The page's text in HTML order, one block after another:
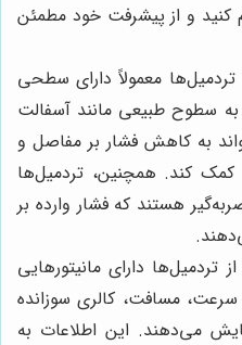
کنید و از پیشرفت خود مطمئن
تردمیل‌ها معمولاً دارای سطحی
سطوح طبیعی مانند آسفالت
به کاهش فشار بر مفاصل و
کند. همچنین، تردمیل‌ها
هستند که فشار وارده بر
تردمیل‌ها دارای مانیتورهایی
سرعت، مسافت، کالری سوزانده
می‌دهند. این اطلاعات به